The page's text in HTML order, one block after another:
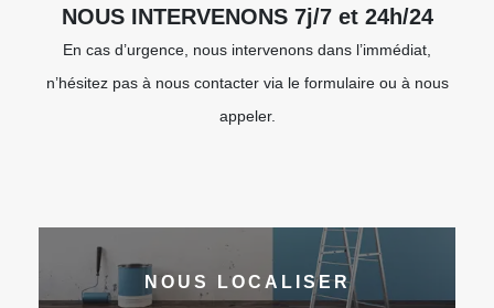
NOUS INTERVENONS 7j/7 et 24h/24
En cas d’urgence, nous intervenons dans l’immédiat,
n’hésitez pas à nous contacter via le formulaire ou à nous
appeler.
NOUS LOCALISER